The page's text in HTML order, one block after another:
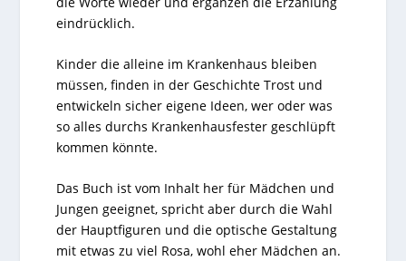
eindrücklich.
Kinder die alleine im Krankenhaus bleiben
müssen, finden in der Geschichte Trost und
entwickeln sicher eigene Ideen, wer oder was
so alles durchs Krankenhausfester geschlüpft
kommen könnte.
Das Buch ist vom Inhalt her für Mädchen und
Jungen geeignet, spricht aber durch die Wahl
der Hauptfiguren und die optische Gestaltung
mit etwas zu viel Rosa, wohl eher Mädchen an.